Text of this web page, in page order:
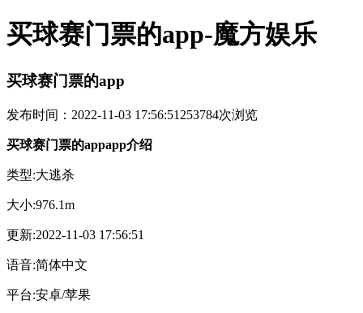
买球赛门票的app-魔方娱乐
买球赛门票的app
发布时间：2022-11-03 17:56:51 253784次浏览
买球赛门票的appapp介绍
类型:大逃杀
大小:976.1m
更新:2022-11-03 17:56:51
语音:简体中文
平台:安卓/苹果